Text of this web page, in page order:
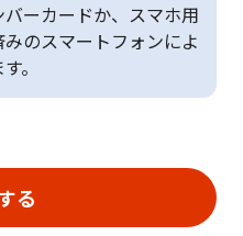
ーカードか、スマホ用
のスマートフォンによ
。